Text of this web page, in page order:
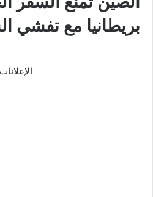
بريطانيا مع تفشي
الإعلانات